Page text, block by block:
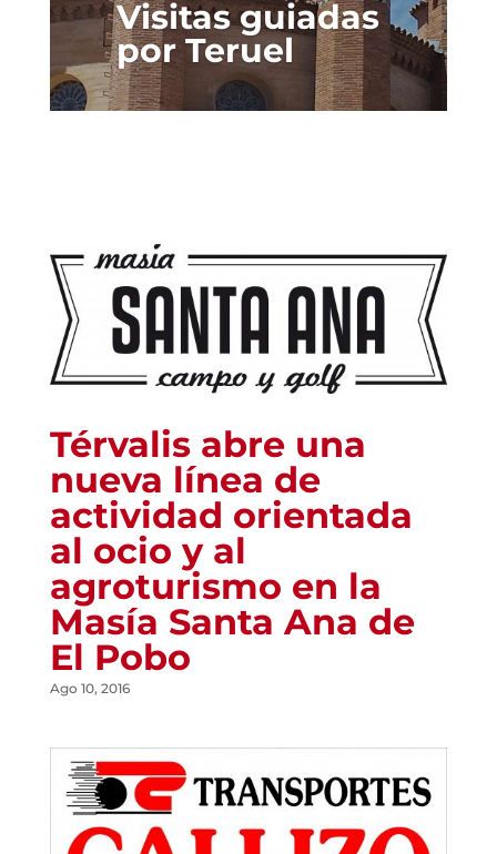
Visitas guiadas
por Teruel
Térvalis abre una
nueva línea de
actividad orientada
al ocio y al
agroturismo en la
Masía Santa Ana de
El Pobo
Ago 10, 2016